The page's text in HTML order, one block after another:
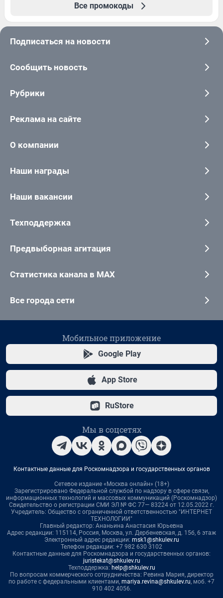
Все промокоды
Подписаться на новости
Сообщить новость
Рубрики
Реклама на сайте
О компании
Наши награды
Наши вакансии
Техподдержка
Предвыборная агитация
Статистика канала в MAX
Все города сети
Мобильное приложение
Google Play
App Store
RuStore
Мы в соцсетях
Контактные данные для Роскомнадзора и государственных органов
Сетевое издание «Москва онлайн» (18+)
Зарегистрировано Федеральной службой по надзору в сфере связи,
информационных технологий и массовых коммуникаций (Роскомнадзор)
Свидетельство о регистрации СМИ ЭЛ № ФС 77— 83224 от 12.05.2022 г.
Учредитель: Общество с ограниченной ответственностью "ИНТЕРНЕТ
ТЕХНОЛОГИИ"
Главный редактор: Ананьина Анастасия Юрьевна
Адрес редакции: 115114, Россия, Москва, ул. Дербеневская, д. 15б, 6 этаж
Электронный адрес редакции: msk1@shkulev.ru
Телефон редакции: +7 982 630 3102
Контактные данные для Роскомнадзора и государственных органов:
juristekat@shkulev.ru
Техподдержка: help@shkulev.ru
По вопросам коммерческого сотрудничества: Ревина Мария, директор
по работе с федеральными клиентами, mariya.revina@shkulev.ru, моб. +7
910 402 4056.